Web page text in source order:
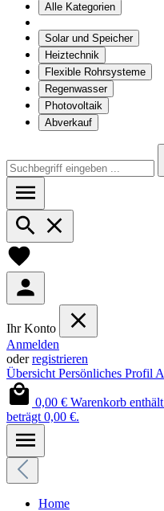
Alle Kategorien
Solar und Speicher
Heiztechnik
Flexible Rohrsysteme
Regenwasser
Photovoltaik
Abverkauf
Ihr Konto
Anmelden
oderregistrieren
Übersicht Persönliches Profil
0,00 € Warenkorb
beträgt 0,00 €.
Home